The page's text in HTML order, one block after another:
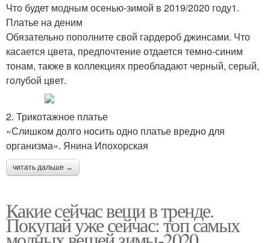
Что будет модным осенью-зимой в 2019/2020 году1.
Платье на деним
Обязательно пополните свой гардероб джинсами. Что
касается цвета, предпочтение отдается темно-синим
тонам, также в коллекциях преобладают черный, серый,
голубой цвет.
2. Трикотажное платье
«Слишком долго носить одно платье вредно для
организма». Янина Ипохорская
читать дальше →
Какие сейчас вещи в тренде.
Покупай уже сейчас: топ самых